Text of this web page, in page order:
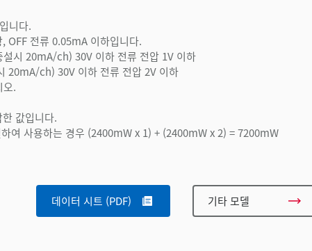
니다.
OFF 전류 0.05mA 이하입니다.
시 20mA/ch) 30V 이하 전류 전압 1V 이하
20mA/ch) 30V 이하 전류 전압 2V 이하
오.
값입니다.
여 사용하는 경우 (2400mW x 1) + (2400mW x 2) = 7200mW
데이터 시트 (PDF) 기타 모델